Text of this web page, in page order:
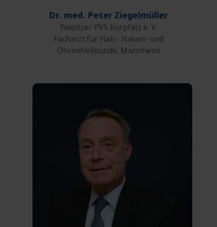
Dr. med. PeterZiegelmüller
Beisitzer PVS Kurpfalz e. V.
Facharzt für Hals- Nasen- und
Ohrenheilkunde, Mannheim
Telefon:
0761 27132-00
0761 27132-45
E-Mail